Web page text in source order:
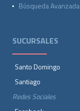
Búsqueda Avanzada
SUCURSALES
Santo Domingo
Santiago
Redes Sociales